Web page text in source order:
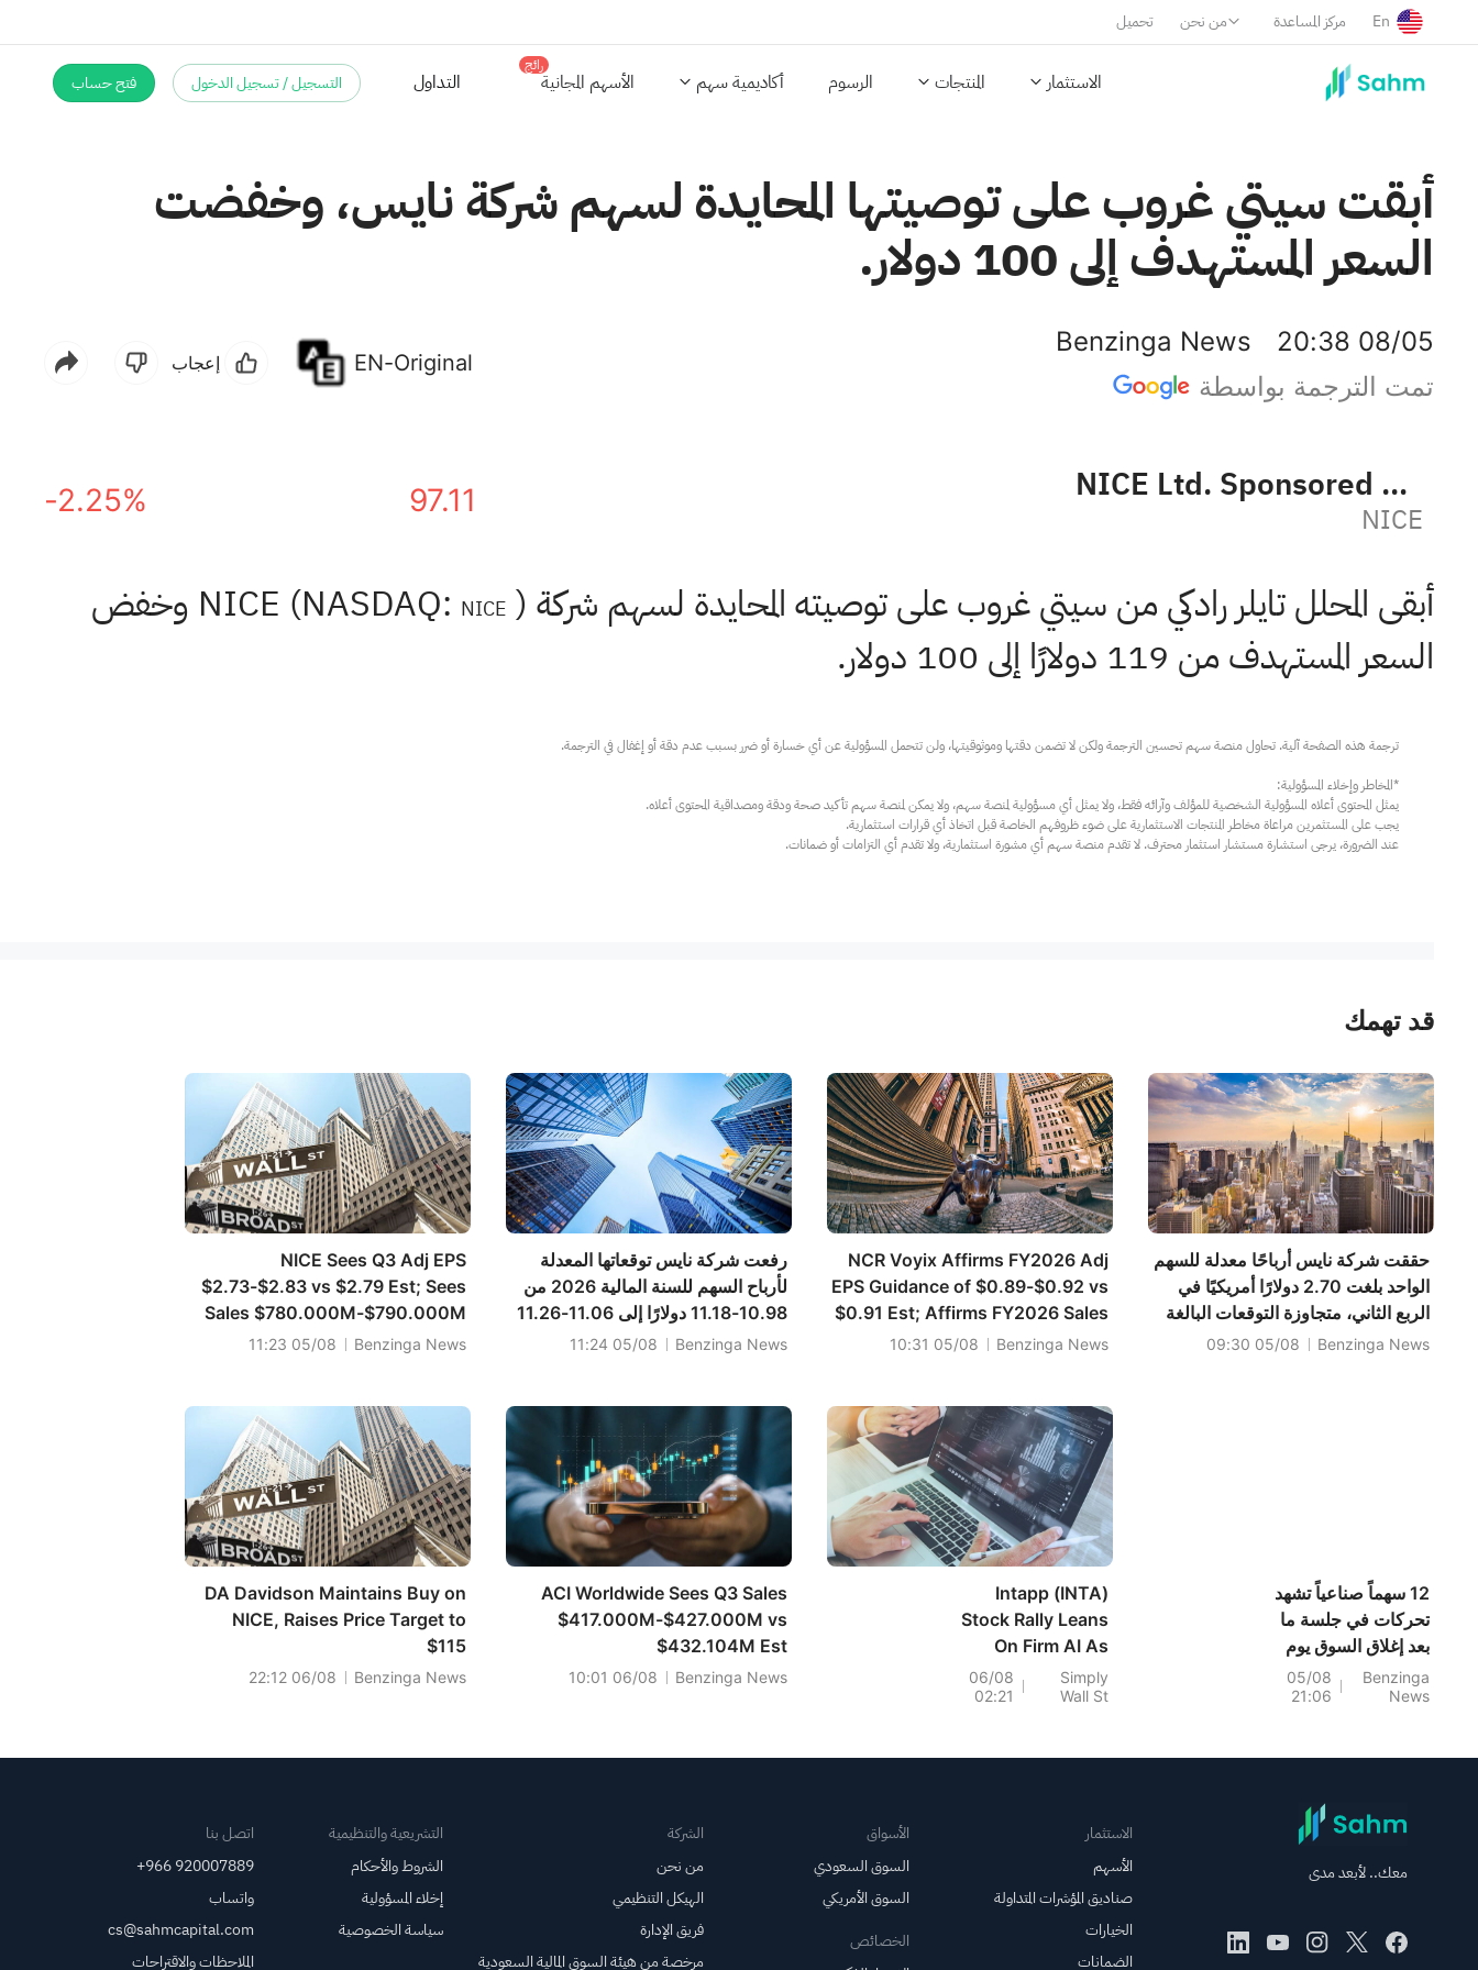
تحميل من نحن مركز المساعدة En
الاستثمار المنتجات الرسوم أكاديمية سهم الأسهم المجانية
رائج
التداول التسجيل / تسجيل الدخول فتح حساب
أبقت سيتي غروب على توصيتها المحايدة لسهم شركة نايس، وخفضت
السعر المستهدف إلى 100 دولار.
Benzinga News
20:38 08/05
تمت الترجمة بواسطة
EN-Original إعجاب
NICE Ltd. Sponsored ADR
NICE
97.11
-2.25%
أبقى المحلل تايلر رادكي من سيتي غروب على توصيته المحايدة لسهم شركة NICE (NASDAQ: NICE
) وخفض
السعر المستهدف من 119 دولارًا إلى 100 دولار.
عند الضرورة، يرجى استشارة مستشار استثمار محترف. لا تقدم منصة سهم أي مشورة استثمارية، ولا تقدم أي التزامات أو ضمانات.
قد تهمك
حققت شركة نايس أرباحًا معدلة للسهم
الواحد بلغت 2.70 دولارًا أمريكيًا في
الربع الثاني، متجاوزة التوقعات البالغة
2.64 دولارًا أمريكيًا، وبلغت مبيعاتها
Benzinga News
05/08 09:30
NCR Voyix Affirms FY2026 Adj
EPS Guidance of $0.89-$0.92 vs
$0.91 Est; Affirms FY2026 Sales
Guidance of $2.188B-$2.303B
Benzinga News
05/08 10:31
رفعت شركة نايس توقعاتها المعدلة
لأرباح السهم للسنة المالية 2026 من
10.98-11.18 دولارًا إلى 11.06-11.26
دولارًا مقابل 11.10 دولارًا تقديريًا؛
مقابل 3.179 مليار دولار تقديريًا
Benzinga News
05/08 11:24
NICE Sees Q3 Adj EPS
$2.73-$2.83 vs $2.79 Est; Sees
Sales $780.000M-$790.000M
vs $795.481M Est
Benzinga News
05/08 11:23
12 سهماً صناعياً تشهد
تحركات في جلسة ما
بعد إغلاق السوق يوم
الأربعاء
Benzinga
News
05/08
21:06
Intapp (INTA)
Stock Rally Leans
On Firm AI As
Losses Deepen
Simply
Wall St
06/08
02:21
ACI Worldwide Sees Q3 Sales
$417.000M-$427.000M vs
$432.104M Est
Benzinga News
06/08 10:01
DA Davidson Maintains Buy on
NICE, Raises Price Target to
$115
Benzinga News
06/08 22:12
معك.. لأبعد مدى
الاستثمار
الأسهم
صناديق المؤشرات المتداولة
الخيارات
الضمانات
الأسواق
السوق السعودي
السوق الأمريكي
الخصائص
الشركة
من نحن
الهيكل التنظيمي
فريق الإدارة
مرخصة من هيئة السوق المالية السعودية
التشريعية والتنظيمية
الشروط والأحكام
إخلاء المسؤولية
سياسة الخصوصية
اتصل بنا
+966 920007889
واتساب
cs@sahmcapital.com
الملاحظات والاقتراحات